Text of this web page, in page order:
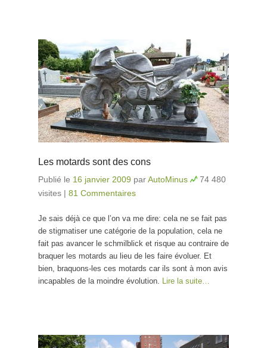
Les motards sont des cons
Publié le 16 janvier 2009 parAutoMinus
74 480
visites | 81 Commentaires
Je sais déjà ce que l’on va me dire: cela ne se fait pas
de stigmatiser une catégorie de la population, cela ne
fait pas avancer le schmilblick et risque au contraire de
braquer les motards au lieu de les faire évoluer. Et
bien, braquons-les ces motards car ils sont à mon avis
incapables de la moindre évolution. Lire la suite…